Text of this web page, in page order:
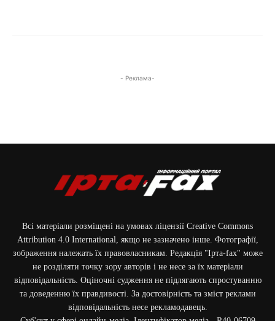
- Реклама-
Всі матеріали розміщені на умовах ліцензії Creative Commons
Attribution 4.0 International, якщо не зазначено інше. Фотографії,
зображення належать їх правовласникам. Редакція "Ірта-fax" може
не розділяти точку зору авторів і не несе за їх матеріали
відповідальність. Оціночні судження не підлягають спростуванню
та доведенню їх правдивості. За достовірність та зміст реклами
відповідальність несе рекламодавець.